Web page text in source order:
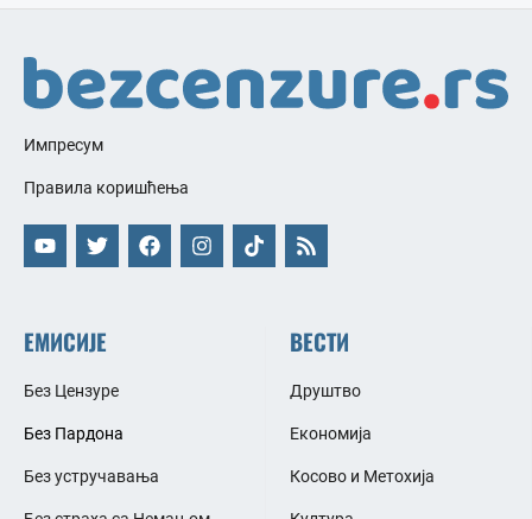
Импресум
Правила коришћења
ЕМИСИЈЕ
Без Цензуре
Без Пардона
Без устручавања
ВЕСТИ
Друштво
Економија
Косово и Метохија